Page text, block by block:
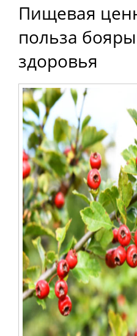
Пищевая
польза
здоровья